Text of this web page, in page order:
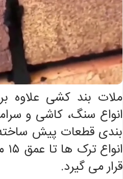
ملات بند کشی علاوه
انواع سنگ، کاشی و
بندی قطعات پیش
قرار می گیرد.